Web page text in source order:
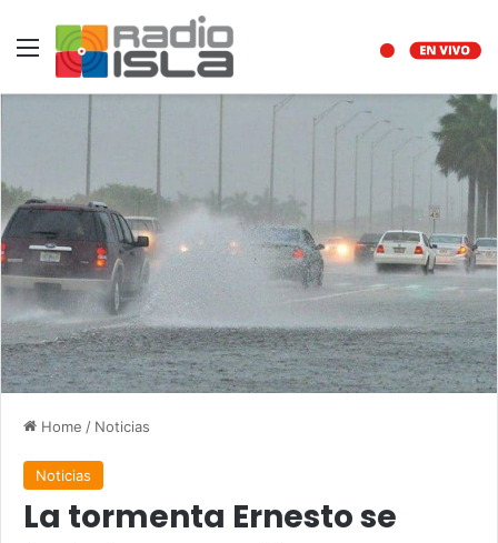
Menu
Home / Noticias
Noticias
La tormenta Ernesto se